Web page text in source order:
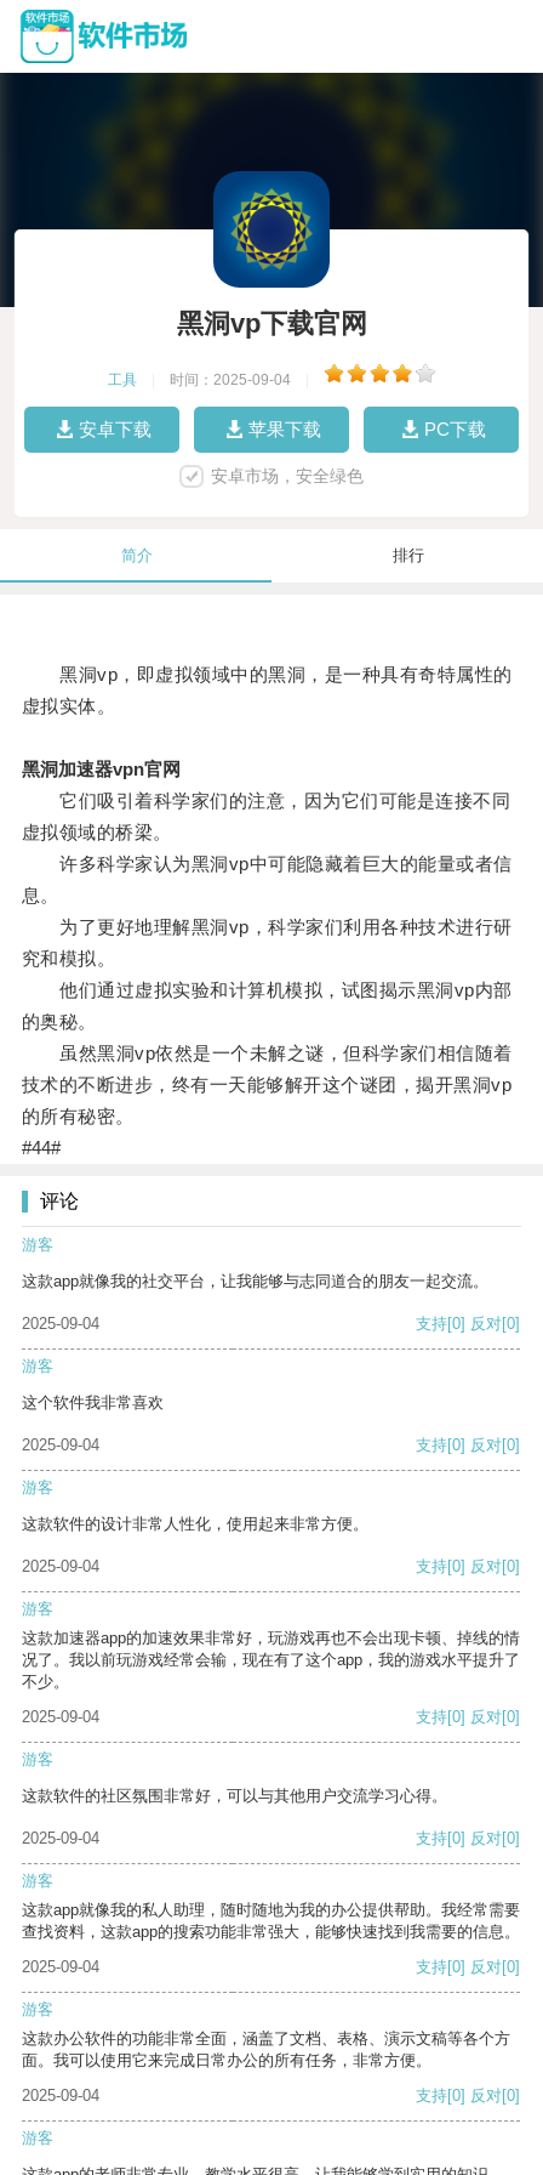
黑洞vp下载官网
工具 时间：2025-09-04
安卓下载 苹果下载 PC下载
安卓市场，安全绿色
简介 排行
黑洞vp，即虚拟领域中的黑洞，是一种具有奇特属性的
虚拟实体。
黑洞加速器vpn官网
它们吸引着科学家们的注意，因为它们可能是连接不同
虚拟领域的桥梁。
许多科学家认为黑洞vp中可能隐藏着巨大的能量或者信
息。
为了更好地理解黑洞vp，科学家们利用各种技术进行研
究和模拟。
他们通过虚拟实验和计算机模拟，试图揭示黑洞vp内部
的奥秘。
虽然黑洞vp依然是一个未解之谜，但科学家们相信随着
技术的不断进步，终有一天能够解开这个谜团，揭开黑洞vp
的所有秘密。
#44#
评论
游客
这款app就像我的社交平台，让我能够与志同道合的朋友一起交流。
2025-09-04 支持[0] 反对[0]
游客
这个软件我非常喜欢
2025-09-04 支持[0] 反对[0]
游客
这款软件的设计非常人性化，使用起来非常方便。
2025-09-04 支持[0] 反对[0]
游客
这款加速器app的加速效果非常好，玩游戏再也不会出现卡顿、掉线的情
况了。我以前玩游戏经常会输，现在有了这个app，我的游戏水平提升了
不少。
2025-09-04
支持[0] 反对[0]
游客
这款软件的社区氛围非常好，可以与其他用户交流学习心得。
2025-09-04 支持[0] 反对[0]
游客
这款app就像我的私人助理，随时随地为我的办公提供帮助。我经常需要
查找资料，这款app的搜索功能非常强大，能够快速找到我需要的信息。
2025-09-04
支持[0] 反对[0]
游客
这款办公软件的功能非常全面，涵盖了文档、表格、演示文稿等各个方
面。我可以使用它来完成日常办公的所有任务，非常方便。
2025-09-04
支持[0] 反对[0]
游客